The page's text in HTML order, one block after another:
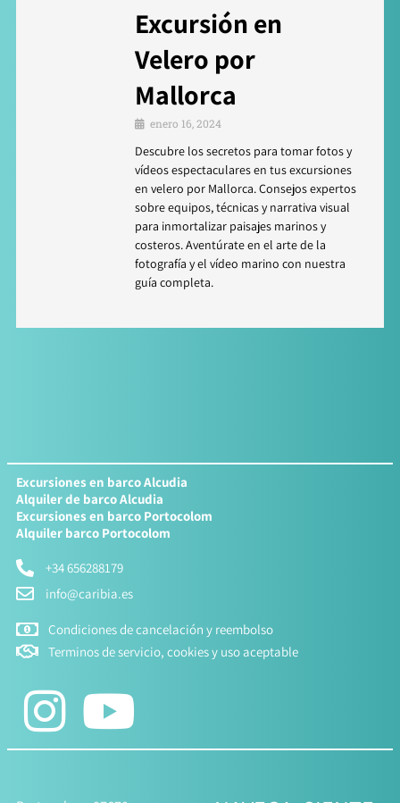
Excursión en
Velero por
Mallorca
enero 16, 2024
Descubre los secretos para tomar fotos y
vídeos espectaculares en tus excursiones
en velero por Mallorca. Consejos expertos
sobre equipos, técnicas y narrativa visual
para inmortalizar paisajes marinos y
costeros. Aventúrate en el arte de la
fotografía y el vídeo marino con nuestra
guía completa.
Excursiones en barco Alcudia
Alquiler de barco Alcudia
Excursiones en barco Portocolom
Alquiler barco Portocolom
+34 656288179
info@caribia.es
Condiciones de cancelación y reembolso
Terminos de servicio, cookies y uso aceptable